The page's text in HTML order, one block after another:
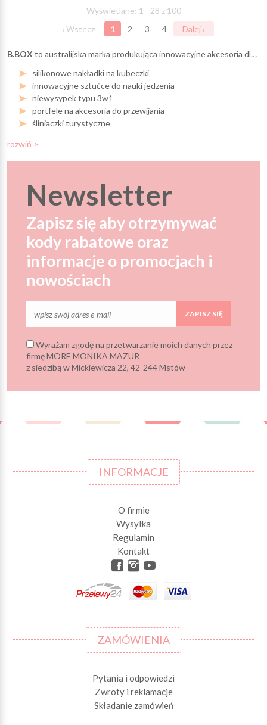
Wyświetlane: 1 - 28 z 100
‹ Wstecz
1 2 3 4 Dalej ›
B.BOX to australijska marka produkująca innowacyjne akcesoria dla dzieci. Produkty, które zachwycają pomysłowością, solidnym wykonaniem i energetycznymi kolorami.
silikonowe nakładki na kubeczki
innowacyjne sztućce do nauki jedzenia
niewysypek typu 3w1
portfele na akcesoria do przewijania
śliniaczki turystyczne
rozwiń >
Newsletter
Zapisz się aby otrzymywać
kody rabatowe oraz
informacje o promocjach i
nowościach
ZAPISZ SIĘ
Wyrażam zgodę na przetwarzanie moich danych przez
firmę MORE MONIKA MAZUR
z siedzibą w Mickiewicza 22, 42-244 Mstów
INFORMACJE
O firmie
Wysyłka
Regulamin
Kontakt
ZAMÓWIENIA
Pytania i odpowiedzi
Zwroty i reklamacje
Składanie zamówień